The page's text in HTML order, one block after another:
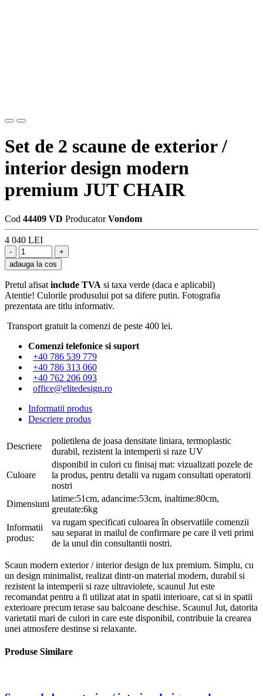
Set de 2 scaune de exterior /
interior design modern
premium JUT CHAIR
Cod 44409 VD Producator Vondom
4 040 LEI
adauga la cos
Pretul afisat include TVA si taxa verde (daca e aplicabil)
Atentie! Culorile produsului pot sa difere putin. Fotografia
prezentata are titlu informativ.
Transport gratuit la comenzi de peste 400 lei.
Comenzi telefonice si suport
+40 786 539 779
+40 786 313 060
+40 762 206 093
office@elitedesign.ro
Informatii produs
Descriere produs
Descriere
polietilena de joasa densitate liniara, termoplastic
durabil, rezistent la intemperii si raze UV
Culoare
disponibil in culori cu finisaj mat: vizualizati pozele de
la produs, pentru detalii va rugam consultati operatorii
nostri
Dimensiuni
latime:51cm, adancime:53cm, inaltime:80cm,
greutate:6kg
Informatii
produs:
va rugam specificati culoarea în observatiile comenzii
sau separat in mailul de confirmare pe care il veti primi
de la unul din consultantii nostri.
Scaun modern exterior / interior design de lux premium. Simplu, cu
un design minimalist, realizat dintr-un material modern, durabil si
rezistent la intemperii si raze ultraviolete, scaunul Jut este
recomandat pentru a fi utilizat atat in spatii interioare, cat si in spatii
exterioare precum terase sau balcoane deschise. Scaunul Jut, datorita
varietatii mari de culori in care este disponibil, contribuie la crearea
unei atmosfere destinse si relaxante.
Produse Similare